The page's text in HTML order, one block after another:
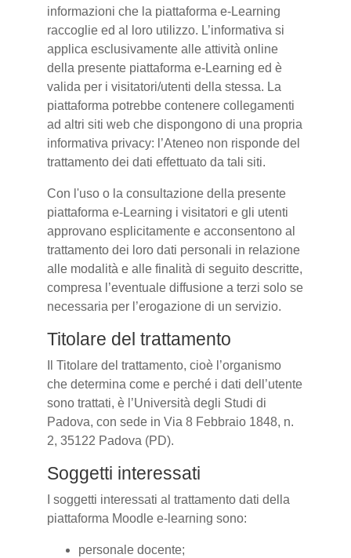
informazioni che la piattaforma e-Learning
raccoglie ed al loro utilizzo. L’informativa si
applica esclusivamente alle attività online
della presente piattaforma e-Learning ed è
valida per i visitatori/utenti della stessa. La
piattaforma potrebbe contenere collegamenti
ad altri siti web che dispongono di una propria
informativa privacy: l’Ateneo non risponde del
trattamento dei dati effettuato da tali siti.
Con l'uso o la consultazione della presente
piattaforma e-Learning i visitatori e gli utenti
approvano esplicitamente e acconsentono al
trattamento dei loro dati personali in relazione
alle modalità e alle finalità di seguito descritte,
compresa l’eventuale diffusione a terzi solo se
necessaria per l’erogazione di un servizio.
Titolare del trattamento
Il Titolare del trattamento, cioè l’organismo
che determina come e perché i dati dell’utente
sono trattati, è l’Università degli Studi di
Padova, con sede in Via 8 Febbraio 1848, n.
2, 35122 Padova (PD).
Soggetti interessati
I soggetti interessati al trattamento dati della
piattaforma Moodle e-learning sono:
personale docente;